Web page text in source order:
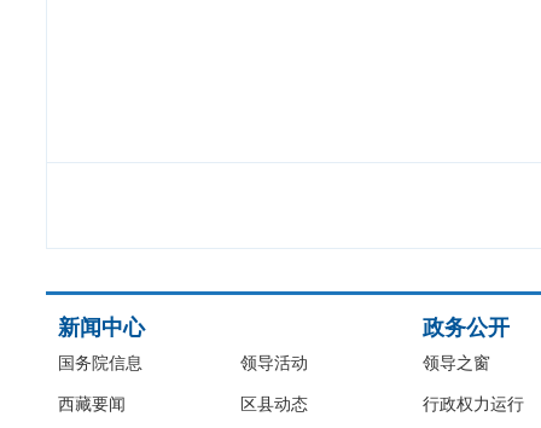
新闻中心
国务院信息
西藏要闻
领导活动
区县动态
政务公开
领导之窗
行政权力运行